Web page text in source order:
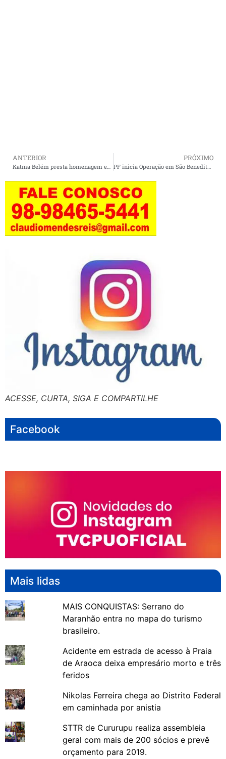
ANTERIOR
Katma Belém presta homenagem emocionada aos professores que marcaram gerações.
PRÓXIMO
PF inicia Operação em São Benedito do Rio Preto e afasta o Prefeito Wallas Rocha
ACESSE, CURTA, SIGA E COMPARTILHE
Facebook
Mais lidas
MAIS CONQUISTAS: Serrano do
Maranhão entra no mapa do turismo
brasileiro.
Acidente em estrada de acesso à Praia
de Araoca deixa empresário morto e três
feridos
Nikolas Ferreira chega ao Distrito Federal
em caminhada por anistia
STTR de Cururupu realiza assembleia
geral com mais de 200 sócios e prevê
orçamento para 2019.